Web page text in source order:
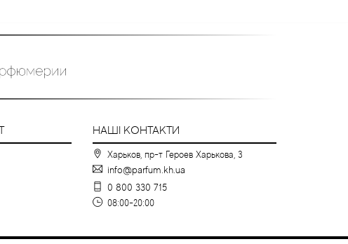
НАШІ КОНТАКТИ
Харьков, пр-т Героев Харькова, 3
info@parfum.kh.ua
0 800 330 715
08:00-20:00